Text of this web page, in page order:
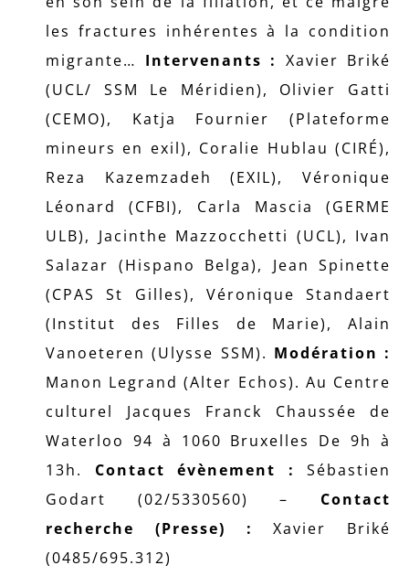
les fractures inhérentes à la condition
migrante… Intervenants : Xavier Briké
(UCL/ SSM Le Méridien), Olivier Gatti
(CEMO), Katja Fournier (Plateforme
mineurs en exil), Coralie Hublau (CIRÉ),
Reza Kazemzadeh (EXIL), Véronique
Léonard (CFBI), Carla Mascia (GERME
ULB), Jacinthe Mazzocchetti (UCL), Ivan
Salazar (Hispano Belga), Jean Spinette
(CPAS St Gilles), Véronique Standaert
(Institut des Filles de Marie), Alain
Vanoeteren (Ulysse SSM). Modération :
Manon Legrand (Alter Echos). Au Centre
culturel Jacques Franck Chaussée de
Waterloo 94 à 1060 Bruxelles De 9h à
13h. Contact évènement :
Sébastien
Godart (02/5330560) – Contact
recherche (Presse) :
Xavier Briké
(0485/695.312)